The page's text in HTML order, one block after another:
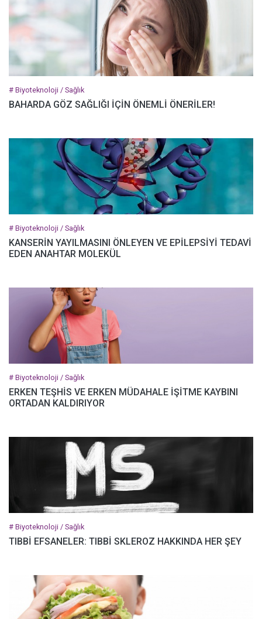
# Biyoteknoloji / Sağlık
BAHARDA GÖZ SAĞLIĞI İÇİN ÖNEMLİ ÖNERİLER!
# Biyoteknoloji / Sağlık
KANSERİN YAYILMASINI ÖNLEYEN VE EPİLEPSİYİ TEDAVİ
EDEN ANAHTAR MOLEKÜL
# Biyoteknoloji / Sağlık
ERKEN TEŞHİS VE ERKEN MÜDAHALE İŞİTME KAYBINI
ORTADAN KALDIRIYOR
# Biyoteknoloji / Sağlık
TIBBİ EFSANELER: TIBBİ SKLEROZ HAKKINDA HER ŞEY